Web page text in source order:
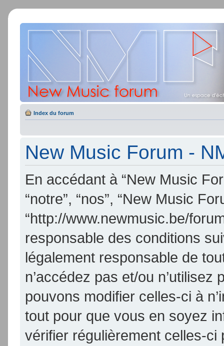
Index du forum
New Music Forum -
En accédant à “New Music
“notre”, “nos”, “New Music
“http://www.newmusic.be/
responsable des conditions
légalement responsable de
n’accédez pas et/ou
pouvons modifier celles-ci à
tout pour que vous en soyez
vérifier régulièrement celles-